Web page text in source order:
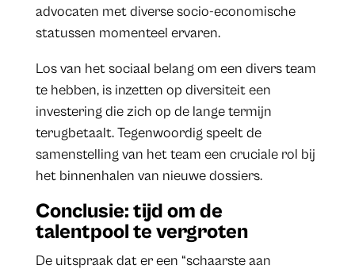
advocaten met diverse socio-economische
statussen momenteel ervaren.
Los van het sociaal belang om een divers team
te hebben, is inzetten op diversiteit een
investering die zich op de lange termijn
terugbetaalt. Tegenwoordig speelt de
samenstelling van het team een cruciale rol bij
het binnenhalen van nieuwe dossiers.
Conclusie: tijd om de
talentpool te vergroten
De uitspraak dat er een “schaarste aan